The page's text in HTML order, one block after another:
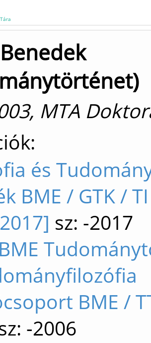
MTA
és
BME / GTK /
sz: -2017
BME /
-2006